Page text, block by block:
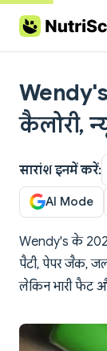
Skip to content
Wendy's
कैलोरी,
सारांश इनमें करें:
AI Mode
Wendy's के 2026
पैटी, पेपर जैक,
लेकिन भारी फैट